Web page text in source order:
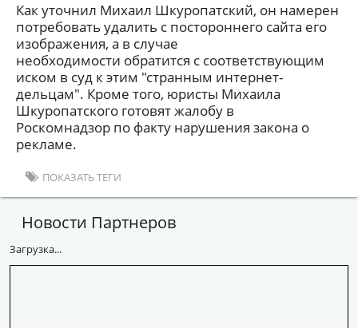
Как уточнил Михаил Шкуропатский, он намерен
потребовать удалить с постороннего сайта его
изображения, а в случае
необходимости обратится с соответствующим
иском в суд к этим "странным интернет-
дельцам". Кроме того, юристы Михаила
Шкуропатского готовят жалобу в
Роскомнадзор по факту нарушения закона о
рекламе.
ПОКАЗАТЬ ТЕГИ
Новости Партнеров
Загрузка...